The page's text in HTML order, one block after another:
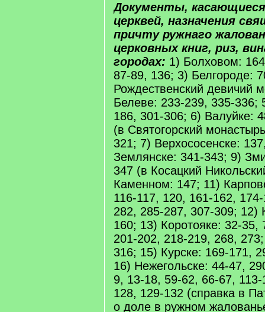
Документы,
церквей, назначения
причту ружнаго
церковных книг, риз,
городах: 1) Болховом:
87-89, 136; 3) Белгороде:
Рождественский девичий
Белеве: 233-239, 335-336;
186, 301-306; 6) Валуйке:
(в Святогорский
321; 7) Верхососенске:
Землянске: 341-343; 9)
347 (в Косацкий
Каменном: 147; 11)
116-117, 120, 161-162,
282, 285-287, 307-309; 12)
160; 13) Коротояке: 32-35,
201-202, 218-219, 268,
316; 15) Курске: 169-171,
16) Нежегольске: 44-47,
9, 13-18, 59-62, 66-67,
128, 129-132 (справка в
о доле в ружном